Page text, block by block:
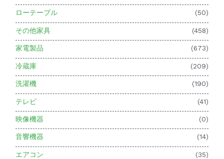
ローテーブル (50)
その他家具 (458)
家電製品 (673)
冷蔵庫 (209)
洗濯機 (190)
テレビ (41)
映像機器 (0)
音響機器 (14)
エアコン (35)